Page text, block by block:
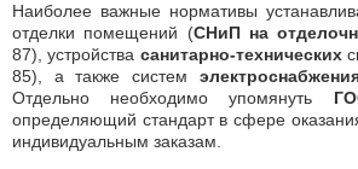
Наиболее важные нормативы
отделки помещений (СНиП на
87), устройства санитарно-технических
85), а также систем
Отдельно необходимо упомянуть
определяющий стандарт в сфере
индивидуальным заказам.